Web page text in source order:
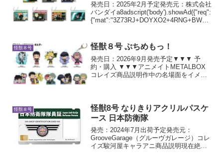
発売日：2025年2月予定発売元：株式会社
バンダイa8adscript('body').showAd({"req":
{"mat":"3Z73RJ+DOYXO2+4RNG+BWGD
怪獣８号 怪獣８号 ぷちめもっ！
発売日：2026年9月発売予定▼▼▼ 予
約・購入 ▼▼▼アニメイトMETALBOX
コレイズ商品説明作中の名場面をイメー
怪獣８号
怪獣8号 なりきりアクリルパスケ
ース 日本防衛隊
発売：2024年7月出荷予定発売元：
GrooveGarage（グルーヴガレージ）コレ
イズ駿河屋キャラアニ商品説明現在絶賛